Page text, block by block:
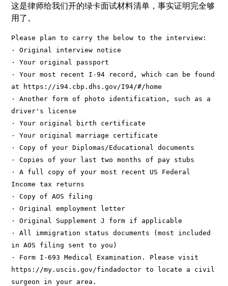
这是律师给我们开的绿卡面试材料清单，事实证明完全够
用了。
Please plan to carry the below to the interview:
· Original interview notice
· Your original passport
· Your most recent I-94 record, which can be found
at https://i94.cbp.dhs.gov/I94/#/home
· Another form of photo identification, such as a
driver's license
· Your original birth certificate
· Your original marriage certificate
· Copy of your Diplomas/Educational documents
· Copies of your last two months of pay stubs
· A full copy of your most recent US Federal
Income tax returns
· Copy of AOS filing
· Original employment letter
· Original Supplement J form if applicable
· All immigration status documents (most included
in AOS filing sent to you)
· Form I-693 Medical Examination. Please visit
https://my.uscis.gov/findadoctor to locate a civil
surgeon in your area.